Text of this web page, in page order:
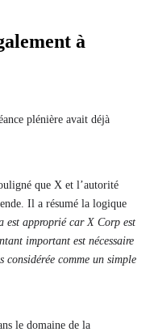
à
plénière avait déjà
que X et l’autorité
Il a résumé la logique
est approprié car X Corp est
important est nécessaire
comme un simple
le domaine de la